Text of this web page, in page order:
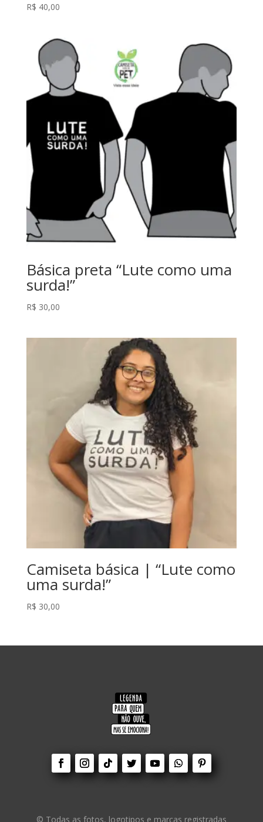
R$ 40,00
Básica preta “Lute como uma
surda!”
R$ 30,00
Camiseta básica | “Lute como
uma surda!”
R$ 30,00
© Todas as fotos, logotipos e marcas registradas